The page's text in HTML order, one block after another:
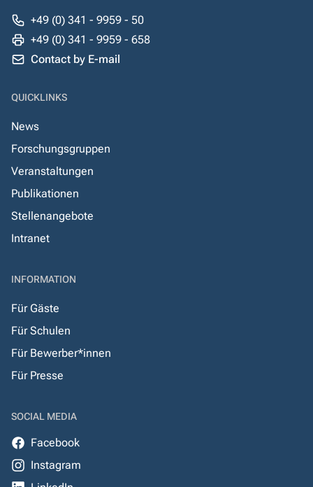
+49 (0) 341 - 9959 - 50
+49 (0) 341 - 9959 - 658
Contact by E-mail
QUICKLINKS
News
Forschungsgruppen
Veranstaltungen
Publikationen
Stellenangebote
Intranet
INFORMATION
Für Gäste
Für Schulen
Für Bewerber*innen
Für Presse
SOCIAL MEDIA
Facebook
Instagram